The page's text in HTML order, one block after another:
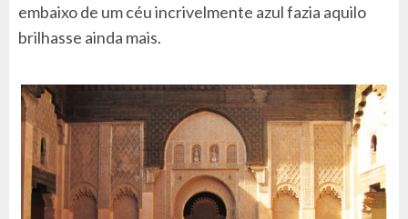
embaixo de um céu incrivelmente azul fazia aquilo
brilhasse ainda mais.